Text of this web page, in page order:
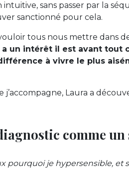
sans passer par la
sanctionné pour cela.
tous nous mettre dans
a un intérêt il est avant tout
à vivre le plus
j’accompagne, Laura a
comme
pourquoi je hypersensible, et